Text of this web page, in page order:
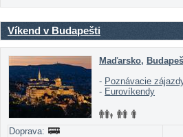
Víkend v Budapešti
Maďarsko,
- Poznávacie
- Eurovíkendy
Doprava: